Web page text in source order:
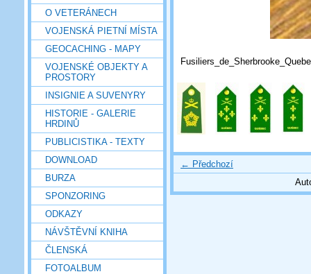
O VETERÁNECH
VOJENSKÁ PIETNÍ MÍSTA
GEOCACHING - MAPY
VOJENSKÉ OBJEKTY A
PROSTORY
INSIGNIE A SUVENYRY
HISTORIE - GALERIE
HRDINŮ
PUBLICISTIKA - TEXTY
DOWNLOAD
BURZA
SPONZORING
ODKAZY
NÁVŠTĚVNÍ KNIHA
ČLENSKÁ
FOTOALBUM
← Předchozí